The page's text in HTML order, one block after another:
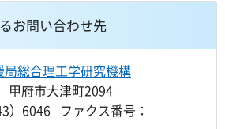
お問い合わせ先
総合理工学研究機構
府市大津町2094
）6046 ファクス番号：